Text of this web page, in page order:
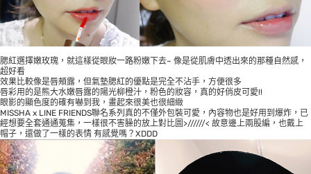
腮紅選擇嫩玫瑰，就這樣從眼妝一路粉嫩下去~ 像是從肌膚中透出來的那種自然感，
超好看
效果比較像是唇頰露，但氣墊腮紅的優點是完全不沾手，方便很多
唇彩用的是熊大水嫩唇露的陽光柳橙汁，粉色的妝容，真的好俏皮可愛!!
眼影的顯色度的確有嚇到我，畫起來很美也很細緻
MISSHA x LINE FRIENDS聯名系列真的不僅外包裝可愛，內容物也是好用到爆炸，已
經想要全套通通蒐集，一樣很不害臊的放上對比圖>//////< 故意邊上兩股編，也戴上
帽子，還做了一樣的表情 有感覺嗎？XDDD